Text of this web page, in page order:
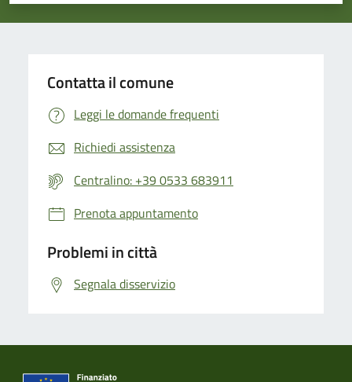
Contatta il comune
Leggi le domande frequenti
Richiedi assistenza
Centralino: +39 0533 683911
Prenota appuntamento
Problemi in città
Segnala disservizio